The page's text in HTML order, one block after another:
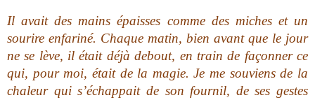
Il avait des mains épaisses comme des miches et un
sourire enfariné. Chaque matin, bien avant que le jour
ne se lève, il était déjà debout, en train de façonner ce
qui, pour moi, était de la magie. Je me souviens de la
chaleur qui s’échappait de son fournil, de ses gestes